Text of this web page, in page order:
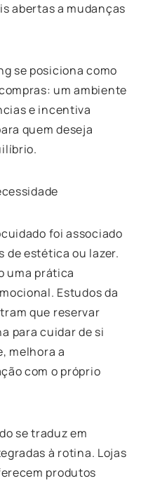
abertas a mudanças
se posiciona como
um ambiente
e incentiva
quem deseja
foi associado
de estética ou lazer.
uma prática
Estudos da
que reservar
para cuidar de si
melhora a
com o próprio
se traduz em
à rotina. Lojas
produtos